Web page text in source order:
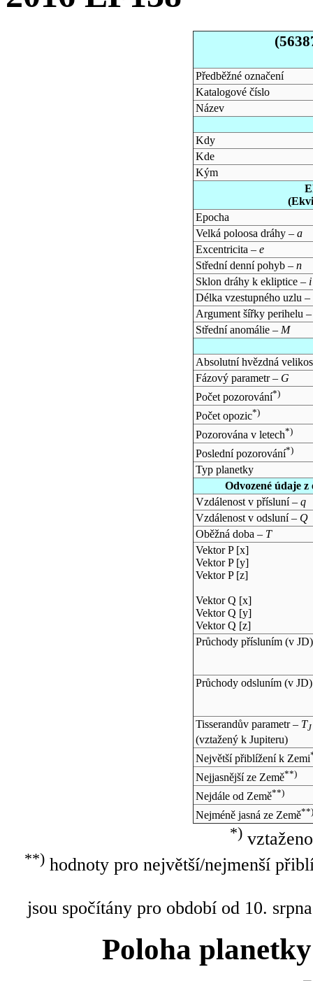
Předběžné označení
Katalogové číslo
Název
Kdy
Kde
Kým
Epocha
Velká poloosa dráhy – a
Excentricita – e
Střední denní pohyb – n
Sklon dráhy k ekliptice – i
Délka vzestupného uzlu –
Argument šířky perihelu
Střední anomálie – M
Absolutní hvězdná
Fázový parametr – G
Počet pozorování*)
Počet opozic*)
Pozorována v letech*)
Poslední pozorování*)
Typ planetky
Odvozené údaje
Vzdálenost v přísluní – q
Vzdálenost v odsluní – Q
Oběžná doba – T
Vektor P [x]
Vektor P [y]
Vektor P [z]
Vektor Q [x]
Vektor Q [y]
Vektor Q [z]
Průchody přísluním (v JD)
Průchody odsluním (v JD)
Tisserandův parametr – TJ
(vztažený k Jupiteru)
Největší přiblížení k Zemi
Nejjasnější ze Země**)
Nejdále od Země**)
Nejméně jasná ze Země**)
*)
**)hodnoty pro největší/nejmenší
jsou spočítány pro období od 10.
Poloha